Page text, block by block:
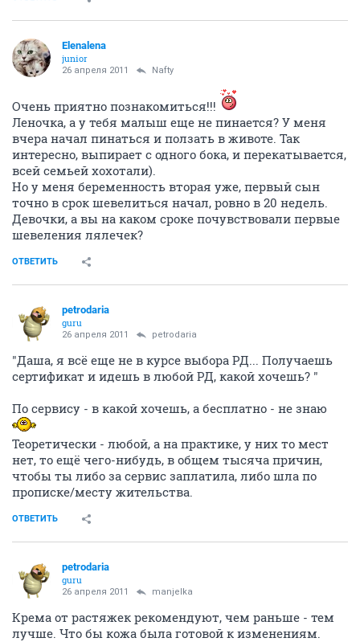
Elenalena
junior
26 апреля 2011 Nafty
Очень приятно познакомиться!!!
Леночка, а у тебя малыш еще не пинается? У меня
вчера начал пинаться и ползать в животе. Так
интересно, выпирает с одного бока, и перекатывается,
всей семьей хохотали).
Но у меня беременность вторая уже, первый сын
точно в срок шевелиться начал, ровно в 20 недель.
Девочки, а вы на каком сроке почувствовали первые
шевеления лялечек?
ОТВЕТИТЬ
petrodaria
guru
26 апреля 2011 petrodaria
"Даша, я всё еще не в курсе выбора РД... Получаешь
сертификат и идешь в любой РД, какой хочешь? "
По сервису - в какой хочешь, а бесплатно - не знаю
Теоретически - любой, а на практике, у них то мест
нет, то ещё чего-нибудь, в общем тысяча причин,
чтобы ты либо за сервис заплатила, либо шла по
прописке/месту жительства.
ОТВЕТИТЬ
petrodaria
guru
26 апреля 2011 manjelka
Крема от растяжек рекомендуют, чем раньше - тем
лучше. Что бы кожа была готовой к изменениям.